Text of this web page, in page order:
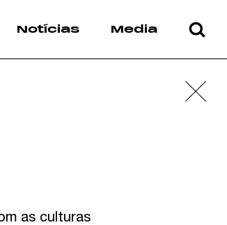
Notícias Media
as culturas